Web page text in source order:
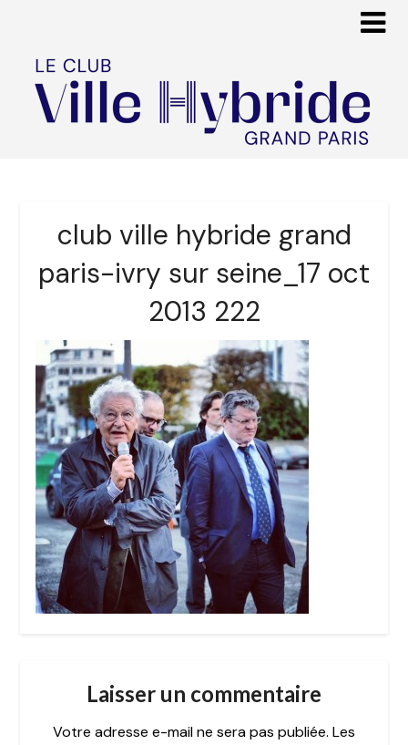
club ville hybride grand
paris-ivry sur seine_17 oct
2013 222
Laisser un commentaire
Votre adresse e-mail ne sera pas publiée. Les